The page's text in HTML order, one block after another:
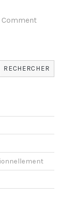
Comment
RECHERCHER